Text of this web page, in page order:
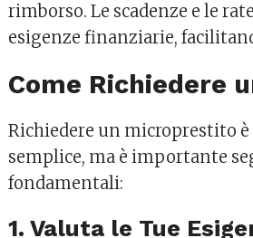
rimborso. Le scadenze e le
esigenze finanziarie,
Come Richiedere
Richiedere un microprestito
semplice, ma è importante
fondamentali:
1. Valuta le Tue